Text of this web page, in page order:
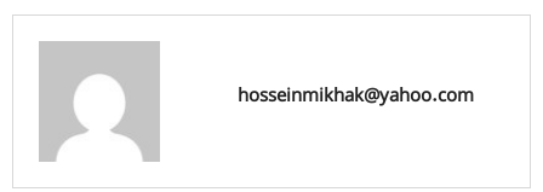
hosseinmikhak@yahoo.com